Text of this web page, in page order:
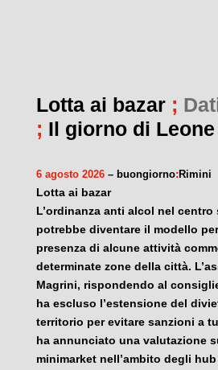
Lotta ai bazar;
; Il giorno di Leone
6 agosto 2026– buongiorno: Rimini
Lotta ai bazar
L’ordinanza anti alcol nel
potrebbe diventare il modello
presenza di alcune attività
determinate zone della città.
Magrini, rispondendo al
ha escluso l’estensione del
territorio per evitare sanzioni a
ha annunciato una valutazione
minimarket nell’ambito degli